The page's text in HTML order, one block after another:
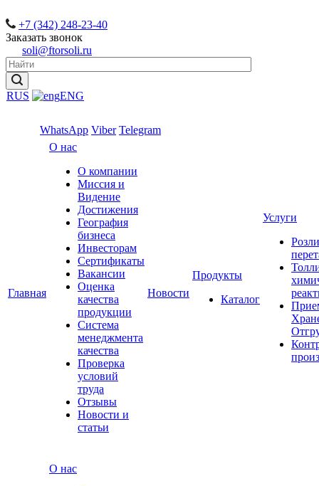
+7 (342) 248-23-40
Заказать звонок
soli@ftorsoli.ru
RUS ENG
WhatsApp Viber Telegram
Главная
О нас
О компании
Миссия и
Видение
Достижения
География
бизнеса
Инвесторам
Сертификаты
Вакансии
Оценка
качества
продукции
Система
менеджмента
качества
Проверка
условий
труда
Отзывы
Новости и
статьи
Новости
Продукты
Каталог
Услуги
О нас